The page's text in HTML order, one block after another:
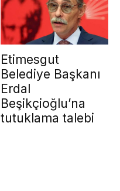
Etimesgut
Belediye Başkanı
Erdal
Beşikçioğlu’na
tutuklama talebi